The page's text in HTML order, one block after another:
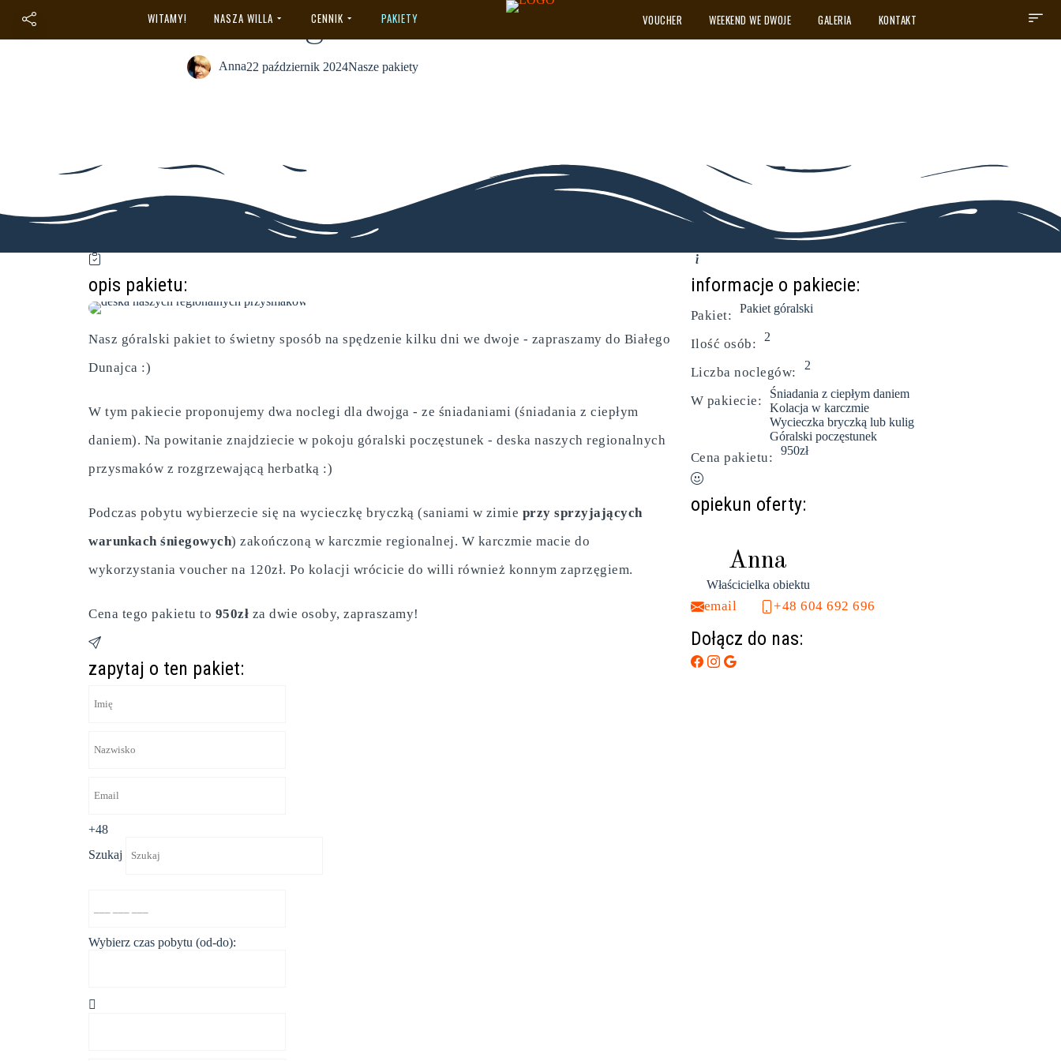
WITAMY! NASZA WILLA CENNIK PAKIETY VOUCHER WEEKEND WE DWOJE GALERIA KONTAKT
Pakiet góralski
Anna22 październik 2024Nasze pakiety
opis pakietu:
Nasz góralski pakiet to świetny sposób na spędzenie kilku dni we dwoje - zapraszamy do Białego
Dunajca :)
W tym pakiecie proponujemy dwa noclegi dla dwojga - ze śniadaniami (śniadania z ciepłym
daniem). Na powitanie znajdziecie w pokoju góralski poczęstunek - deska naszych regionalnych
przysmaków z rozgrzewającą herbatką :)
Podczas pobytu wybierzecie się na wycieczkę bryczką (saniami w zimie przy sprzyjających
warunkach śniegowych) zakończoną w karczmie regionalnej. W karczmie macie do
wykorzystania voucher na 120zł. Po kolacji wrócicie do willi również konnym zaprzęgiem.
Cena tego pakietu to 950zł za dwie osoby, zapraszamy!
zapytaj o ten pakiet:
+48
Szukaj
Wybierz czas pobytu (od-do):
informacje o pakiecie:
Pakiet: Pakiet góralski
Ilość osób: 2
Liczba noclegów: 2
W pakiecie:
Śniadania z ciepłym daniem
Kolacja w karczmie
Wycieczka bryczką lub kulig
Góralski poczęstunek
Cena pakietu: zł
950
opiekun oferty:
Anna
Właścicielka obiektu
email +48 604 692 696
Dołącz do nas: